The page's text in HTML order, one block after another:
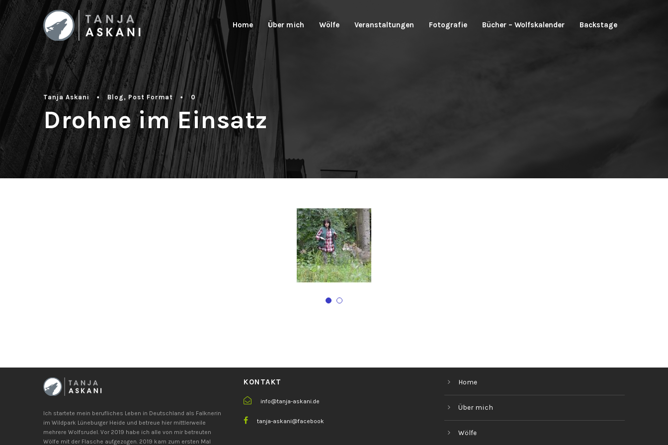
Home Über mich Wölfe Veranstaltungen Fotografie Bücher – Wolfskalender Backstage
Tanja Askani • Blog , Post Format • 0
Drohne im Einsatz
Ich startete mein berufliches Leben in Deutschland als Falknerin
im Wildpark Lüneburger Heide und betreue hier mittlerweile
mehrere Wolfsrudel. Vor 2019 habe ich alle von mir betreuten
Wölfe mit der Flasche aufgezogen. 2019 kam zum ersten Mal
KONTAKT
info@tanja-askani.de
tanja-askani@facebook
Home
Über mich
Wölfe